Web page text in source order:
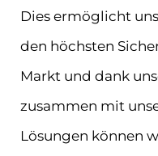
Dies ermöglicht
den höchsten
Markt und dank
zusammen mit
Lösungen können